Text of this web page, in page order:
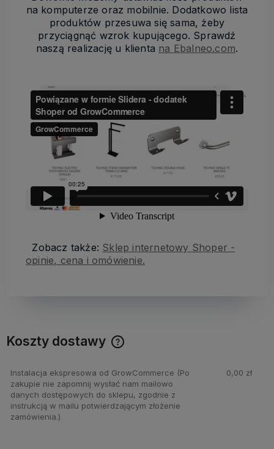
na komputerze oraz mobilnie. Dodatkowo lista
produktów przesuwa się sama, żeby
przyciągnąć wzrok kupującego. Sprawdź
naszą realizację u klienta na Ebalneo.com.
Zobacz także: Sklep internetowy Shoper -
opinie, cena i omówienie.
Koszty dostawy
Instalacja ekspresowa od GrowCommerce (Po
zakupie nie zapomnij wysłać nam mailowo
danych dostępowych do sklepu, zgodnie z
instrukcją w mailu potwierdzającym złożenie
zamówienia.)
0,00 zł